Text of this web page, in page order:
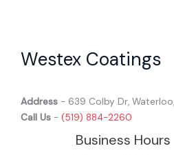
Westex Coatings
Address - 639 Colby Dr, Waterloo,
Call Us - (519) 884-2260
Business Hours